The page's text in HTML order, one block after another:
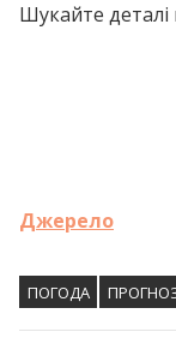
Шукайте деталі
Джерело
ПОГОДА